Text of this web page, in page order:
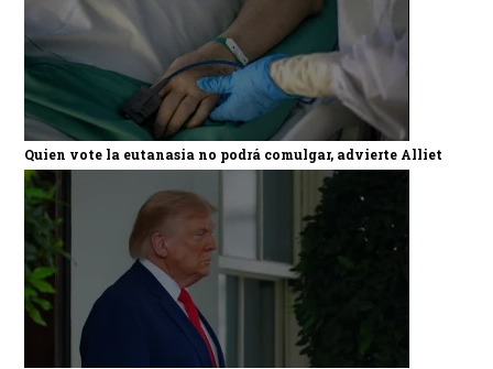
Quien vote la eutanasia no podrá comulgar, advierte Alliet